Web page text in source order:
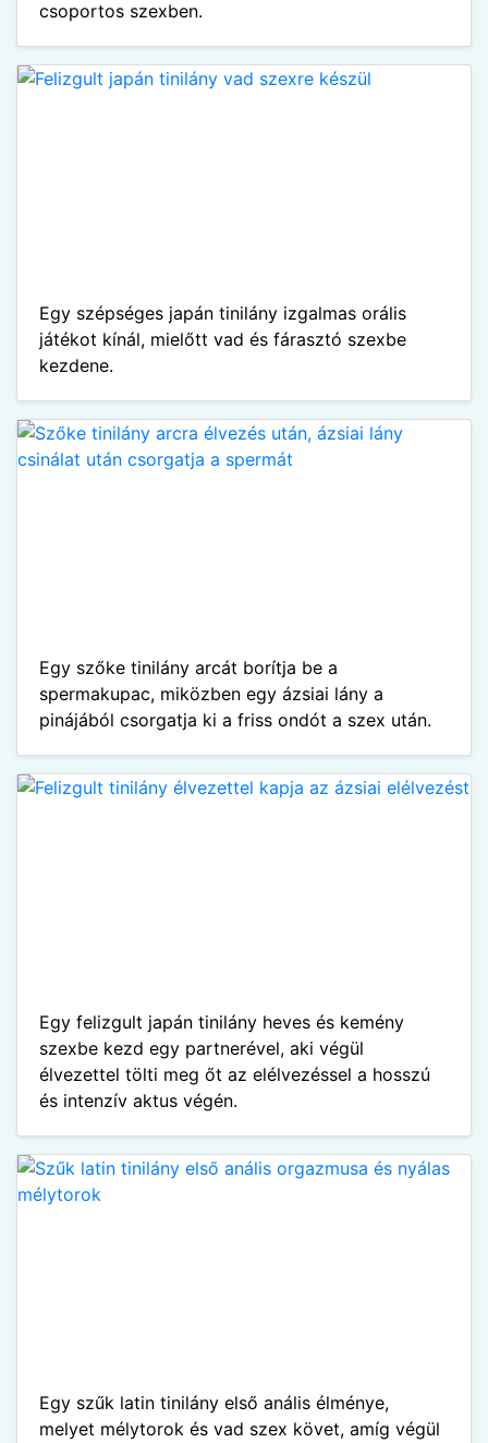
csoportos szexben.
Egy szépséges japán tinilány izgalmas orális
játékot kínál, mielőtt vad és fárasztó szexbe
kezdene.
Egy szőke tinilány arcát borítja be a
spermakupac, miközben egy ázsiai lány a
pinájából csorgatja ki a friss ondót a szex után.
Egy felizgult japán tinilány heves és kemény
szexbe kezd egy partnerével, aki végül
élvezettel tölti meg őt az elélvezéssel a hosszú
és intenzív aktus végén.
Egy szűk latin tinilány első anális élménye,
melyet mélytorok és vad szex követ, amíg végül